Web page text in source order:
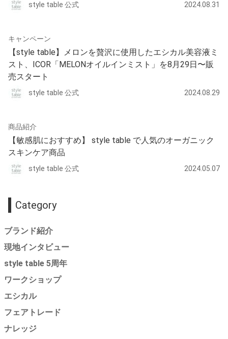
style table 公式 2024.08.31
キャンペーン
【style table】メロンを贅沢に使用したエシカル美容液ミ
スト、ICOR「MELONオイルインミスト」を8月29日〜販
売スタート
style table 公式 2024.08.29
商品紹介
【敏感肌におすすめ】 style table で人気のオーガニック
スキンケア商品
style table 公式 2024.05.07
Category
ブランド紹介
現地インタビュー
style table 5周年
ワークショップ
エシカル
フェアトレード
ナレッジ